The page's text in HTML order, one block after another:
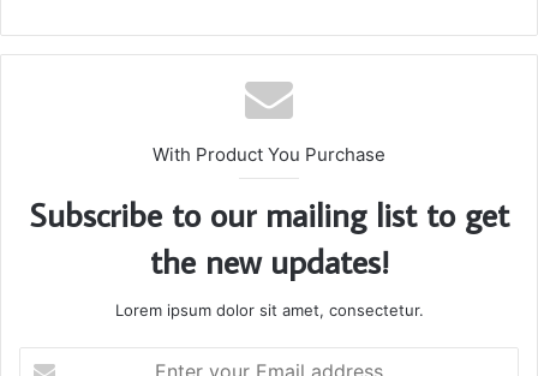
With Product You Purchase
Subscribe to our mailing list to get
the new updates!
Lorem ipsum dolor sit amet, consectetur.